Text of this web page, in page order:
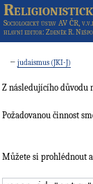
Sociologický ústav AV ČR,
hlavní editor: Zdeněk R.
←judaismus (JKI-J)
Z následujícího důvodu
Požadovanou činnost
Můžete si prohlédnout